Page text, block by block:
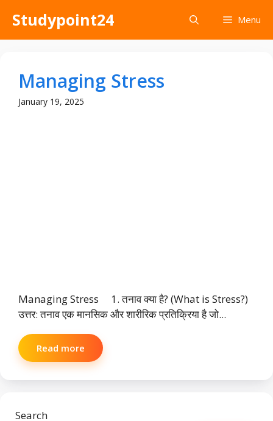
content
Studypoint24 Menu
Managing Stress
January 19, 2025
Managing Stress 1. तनाव क्या है? (What is Stress?)
उत्तर: तनाव एक मानसिक और शारीरिक प्रतिक्रिया है जो...
Read more
Search